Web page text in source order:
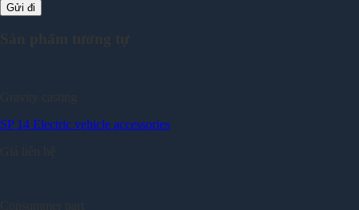
SP 14 Electric vehicle accessories